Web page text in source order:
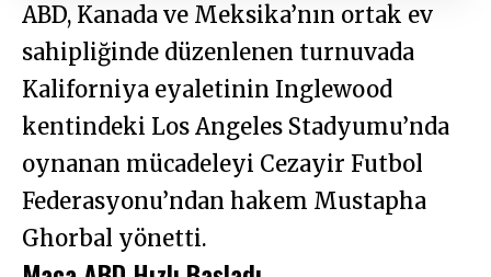
ABD, Kanada ve Meksika’nın ortak ev
sahipliğinde düzenlenen turnuvada
Kaliforniya eyaletinin Inglewood
kentindeki Los Angeles Stadyumu’nda
oynanan mücadeleyi Cezayir Futbol
Federasyonu’ndan hakem Mustapha
Ghorbal yönetti.